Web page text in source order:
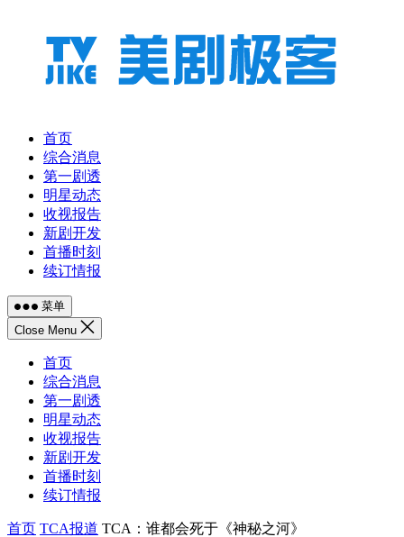
首页
综合消息
第一剧透
明星动态
收视报告
新剧开发
首播时刻
续订情报
菜单
Close Menu
首页
综合消息
第一剧透
明星动态
收视报告
新剧开发
首播时刻
续订情报
首页 TCA报道 TCA：谁都会死于《神秘之河》